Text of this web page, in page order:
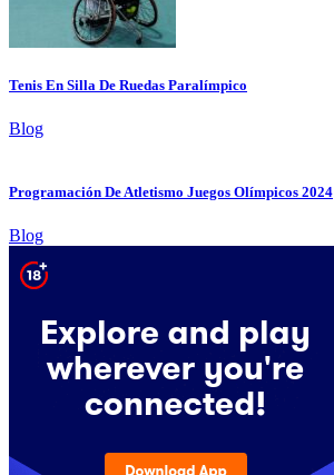
Tenis En Silla De Ruedas Paralímpico
Blog
Programación De Atletismo Juegos Olímpicos 2024
Blog